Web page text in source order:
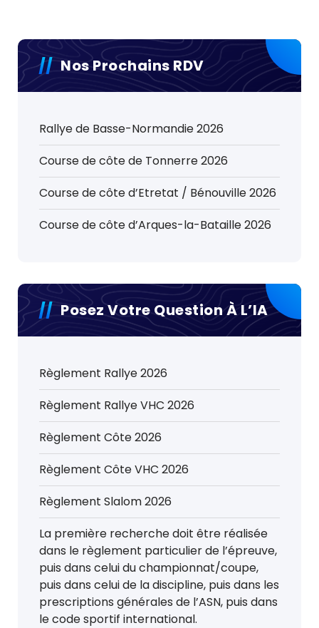
Nos Prochains RDV
Rallye de Basse-Normandie 2026
Course de côte de Tonnerre 2026
Course de côte d’Etretat / Bénouville 2026
Course de côte d’Arques-la-Bataille 2026
Posez Votre Question À L’IA
Règlement Rallye 2026
Règlement Rallye VHC 2026
Règlement Côte 2026
Règlement Côte VHC 2026
Règlement Slalom 2026
La première recherche doit être réalisée
dans le règlement particulier de l’épreuve,
puis dans celui du championnat/coupe,
puis dans celui de la discipline, puis dans les
prescriptions générales de l’ASN, puis dans
le code sportif international.